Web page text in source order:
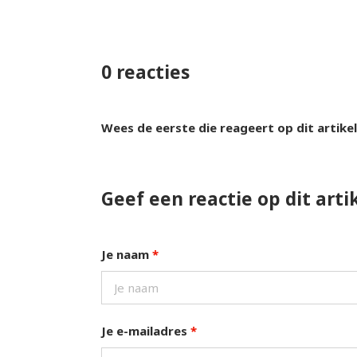
0 reacties
Wees de eerste die reageert op dit
Geef een reactie op dit
Je naam *
Je e-mailadres *